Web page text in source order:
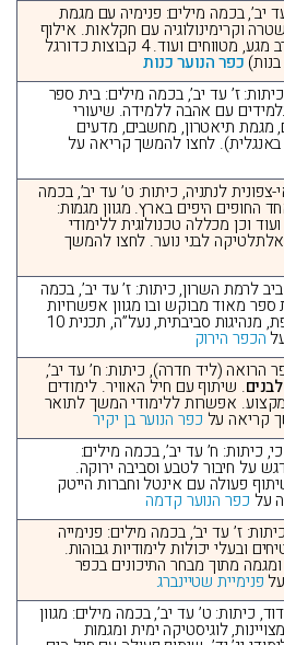
יב’, בכמה מילים: פנימיה עם מגמת
וקרימינולוגיה עם חקלאות. אילוף
כלבים, רכיבה על סוסים, קרב מגע, מטווחים ועוד. 4 קבוצות כדורגל
כפר הנוער כנות
ז’ עד יב’, בכמה מילים: בית ספר
עם אהבה ללמידה. שיעורי
מגמת תיאטרון, מחשבים, מדעים
באנגלית). לחצו להמשך קריאה על
צפונית לנתניה, כיתות: ט’ עד יב’, בכמה
החופים היפים בארץ. מגוון מגמות:
וכן מכללה טכנולוגית ללימודי
לבני נוער. לחצו להמשך
לרמת השרון, כיתות: ז’ עד יב’, בכמה
ספר מאוד מבוקש ובו מגוון אפשרויות
רב: כיתת מחוננים, כיתת מופת, מנהיגות סביבתית, נעל”ה, תכנית 10
הכפר הירוק
הרואה (ליד חדרה), כיתות: ח’ עד יב’,
. שיתוף עם חיל האוויר. לימודים
אפשרות ללימודי המשך לתואר
קריאה על כפר הנוער בן יקיר
כיתות: ח’ עד יב’, בכמה מילים:
על חיבור לטבע וסביבה ירוקה.
פעולה עם אינטל וחברות הייטק
על כפר הנוער קדמה
ז’ עד יב’, בכמה מילים: פנימייה
ובעלי יכולות לימודיות גבוהות.
ומגמה מתוך מבחר התיכונים בכפר
פנימיית שטיינברג
כיתות: ט’ עד יב’, בכמה מילים: מגוון
לוגיסטיקה ימית ומגמות